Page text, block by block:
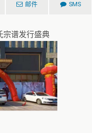
邮件 SMS
宗谱发行盛典